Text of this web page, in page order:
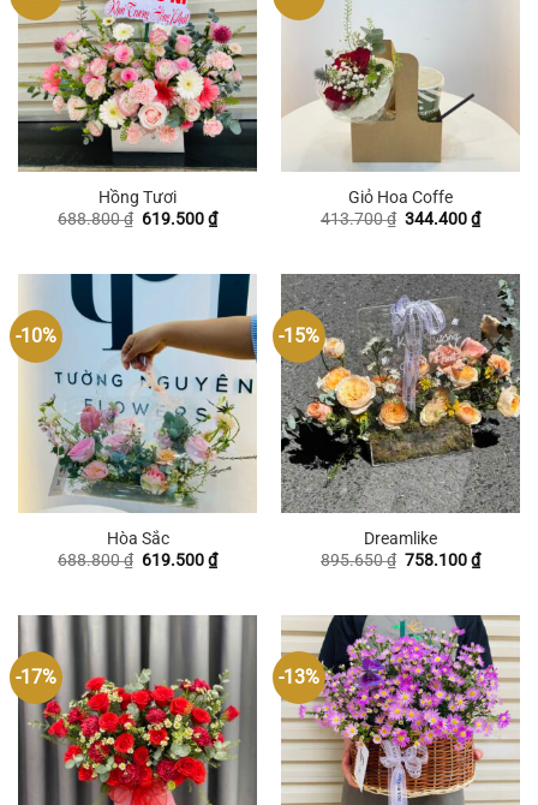
Hồng Tươi
688.800₫ Giá
619.500₫Giá
hiện
619.500 ₫.
Giỏ Hoa Coffe
413.700₫ Giá
344.400₫Giá
hiện
-10%
Hòa Sắc
688.800₫ Giá
619.500₫Giá
hiện
619.500 ₫.
-15%
Dreamlike
895.650₫ Giá
758.100₫Giá
hiện
-17% -13%